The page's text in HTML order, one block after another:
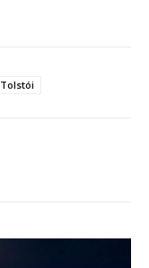
Tolstói